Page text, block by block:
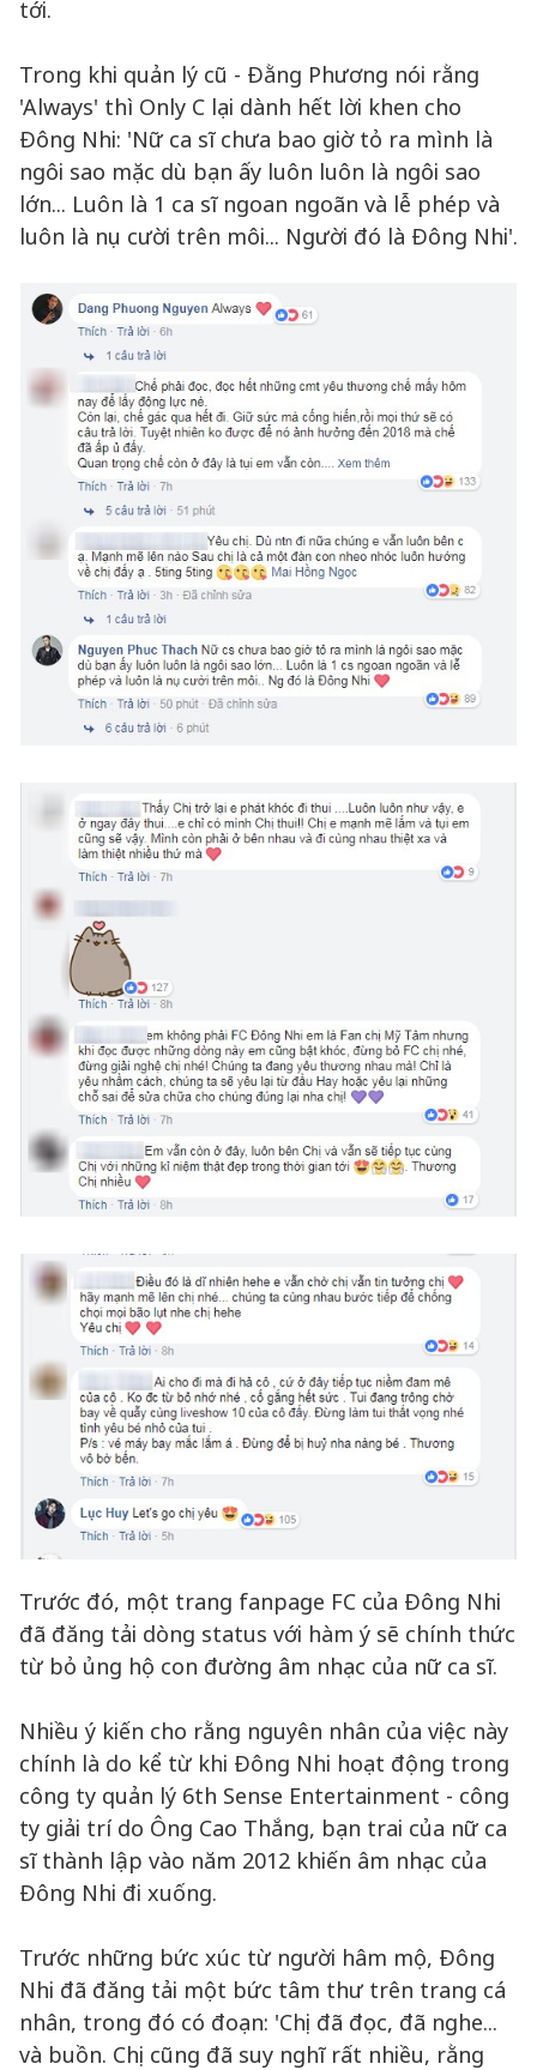
tới.
Trong khi quản lý cũ - Đằng Phương nói rằng
'Always' thì Only C lại dành hết lời khen cho
Đông Nhi: 'Nữ ca sĩ chưa bao giờ tỏ ra mình là
ngôi sao mặc dù bạn ấy luôn luôn là ngôi sao
lớn... Luôn là 1 ca sĩ ngoan ngoãn và lễ phép và
luôn là nụ cười trên môi... Người đó là Đông Nhi'.
Trước đó, một trang fanpage FC của Đông Nhi
đã đăng tải dòng status với hàm ý sẽ chính thức
từ bỏ ủng hộ con đường âm nhạc của nữ ca sĩ.
Nhiều ý kiến cho rằng nguyên nhân của việc này
chính là do kể từ khi Đông Nhi hoạt động trong
công ty quản lý 6th Sense Entertainment - công
ty giải trí do Ông Cao Thắng, bạn trai của nữ ca
sĩ thành lập vào năm 2012 khiến âm nhạc của
Đông Nhi đi xuống.
Trước những bức xúc từ người hâm mộ, Đông
Nhi đã đăng tải một bức tâm thư trên trang cá
nhân, trong đó có đoạn: 'Chị đã đọc, đã nghe...
và buồn. Chị cũng đã suy nghĩ rất nhiều, rằng